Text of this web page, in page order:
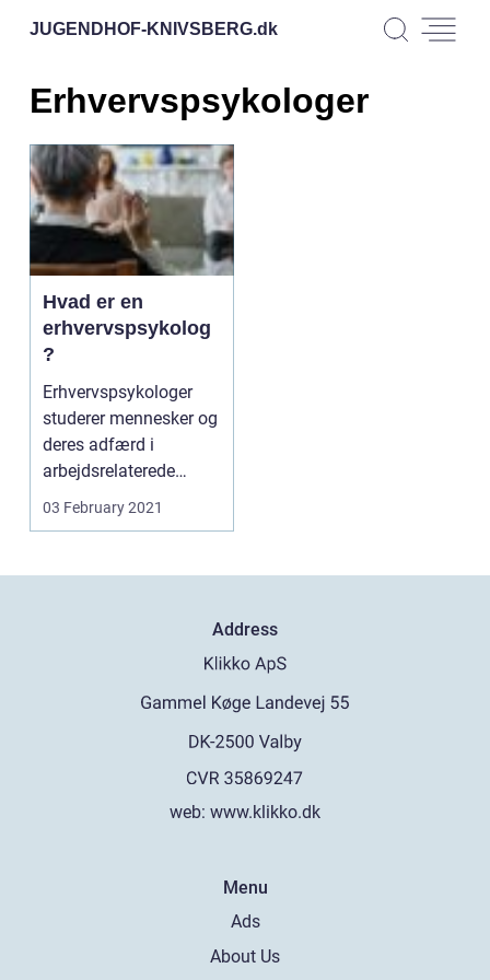
JUGENDHOF-KNIVSBERG.dk
Erhvervspsykologer
Hvad er en
erhvervspsykolog
?
Erhvervspsykologer
studerer mennesker og
deres adfærd i
arbejdsrelaterede
miljøer. De undersøger
03 February 2021
Address
web: www.klikko.dk
Menu
Ads
About Us